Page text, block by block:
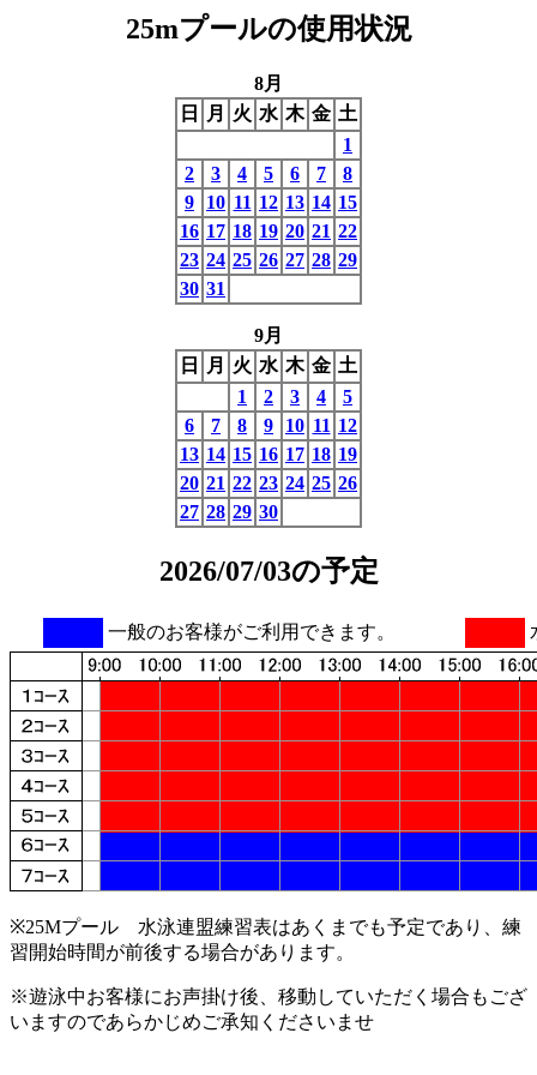
25mプールの使用状況
8月
日
月 火 水 木 金 土
1
2
3 4 5 6 7
8
9
10 11 12 13 14 15
16 17 18 19 20 21 22
23 24 25 26 27 28 29
30 31
9月
日
月 火 水 木 金 土
1
2 3 4
5
6
7 8 9 10 11 12
13 14 15 16 17 18 19
20 21 22 23 24 25 26
27 28 29 30
2026/07/03の予定
一般のお客様がご利用できます。
※25Mプール 水泳連盟練習表はあくまでも予定であり、練
習開始時間が前後する場合があります。
※遊泳中お客様にお声掛け後、移動していただく場合もござ
いますのであらかじめご承知くださいませ